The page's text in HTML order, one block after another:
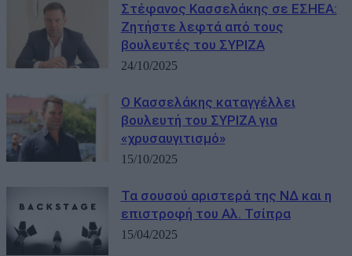
Στέφανος Κασσελάκης σε ΕΣΗΕΑ:
Ζητήστε λεφτά από τους
βουλευτές του ΣΥΡΙΖΑ
24/10/2025
Ο Κασσελάκης καταγγέλλει
βουλευτή του ΣΥΡΙΖΑ για
«χρυσαυγιτισμό»
15/10/2025
Τα σουσού αριστερά της ΝΔ και η
επιστροφή του Αλ. Τσίπρα
15/04/2025